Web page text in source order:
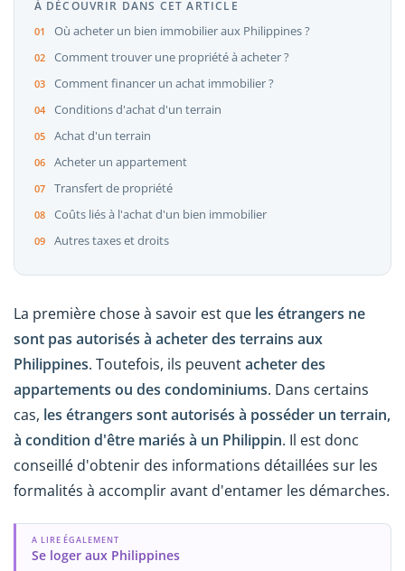
À DÉCOUVRIR DANS CET ARTICLE
Où acheter un bien immobilier aux Philippines ?
Comment trouver une propriété à acheter ?
Comment financer un achat immobilier ?
Conditions d'achat d'un terrain
Achat d'un terrain
Acheter un appartement
Transfert de propriété
Coûts liés à l'achat d'un bien immobilier
Autres taxes et droits
La première chose à savoir est que les étrangers ne
sont pas autorisés à acheter des terrains aux
Philippines. Toutefois, ils peuventacheter des
appartements ou des condominiums. Dans certains
cas, les étrangers sont autorisés à posséder un terrain,
à condition d'être mariés à un Philippin. Il est donc
conseillé d'obtenir des informations détaillées sur les
formalités à accomplir avant d'entamer les démarches.
A LIRE ÉGALEMENT
Se loger aux Philippines